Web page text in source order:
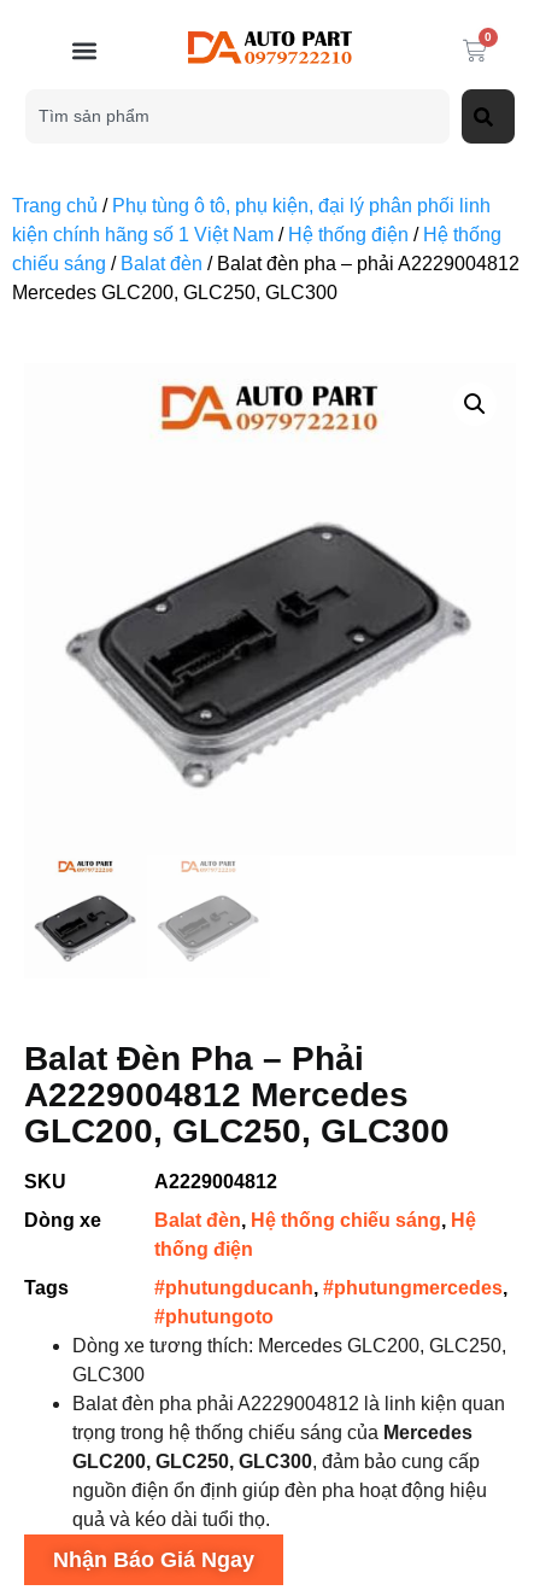
0
Trang chủ / Phụ tùng ô tô, phụ kiện, đại lý phân phối linh
kiện chính hãng số 1 Việt Nam / Hệ thống điện / Hệ thống
chiếu sáng / Balat đèn / Balat đèn pha – phải A2229004812
Mercedes GLC200, GLC250, GLC300
Balat Đèn Pha – Phải
A2229004812 Mercedes
GLC200, GLC250, GLC300
SKU
A2229004812
Dòng xe
Balat đèn, Hệ thống chiếu sáng, Hệ
thống điện
Tags
#phutungducanh, #phutungmercedes,
#phutungoto
Dòng xe tương thích: Mercedes GLC200, GLC250,
GLC300
Balat đèn pha phải A2229004812 là linh kiện quan
trọng trong hệ thống chiếu sáng của Mercedes
GLC200, GLC250, GLC300, đảm bảo cung cấp
nguồn điện ổn định giúp đèn pha hoạt động hiệu
quả và kéo dài tuổi thọ.
Nhận Báo Giá Ngay